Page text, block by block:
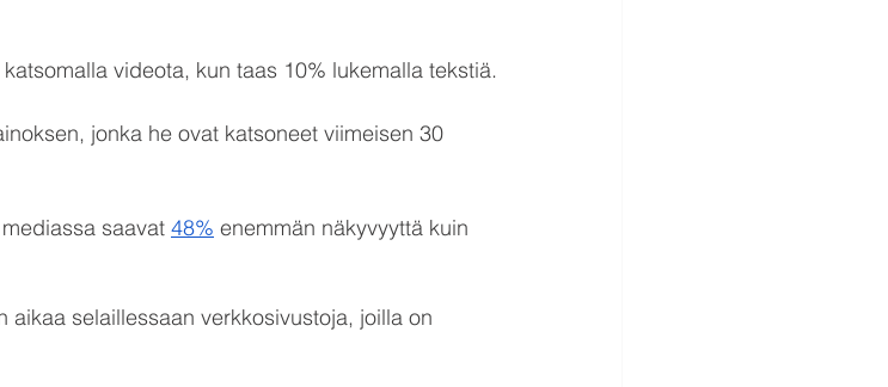
videota, kun taas 10% lukemalla tekstiä.
jonka he ovat katsoneet viimeisen 30
saavat 48% enemmän näkyvyyttä kuin
aikaa selaillessaan verkkosivustoja, joilla on